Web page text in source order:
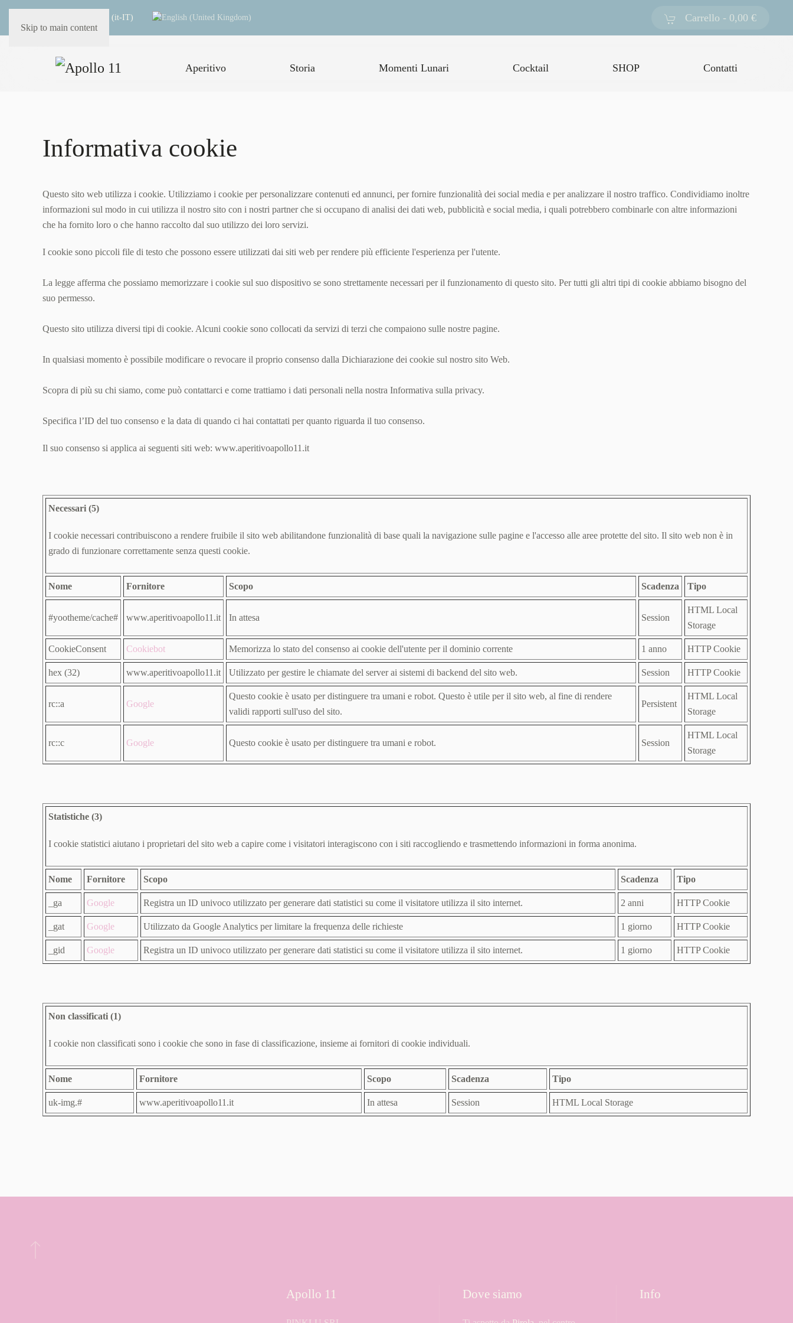
Skip to main content
Carrello - 0,00 €
Aperitivo Storia Momenti Lunari Cocktail SHOP Contatti
Informativa cookie
Questo sito web utilizza i cookie. Utilizziamo i cookie per personalizzare contenuti ed annunci, per fornire funzionalità dei social media e per analizzare il nostro traffico. Condividiamo inoltre
informazioni sul modo in cui utilizza il nostro sito con i nostri partner che si occupano di analisi dei dati web, pubblicità e social media, i quali potrebbero combinarle con altre informazioni
che ha fornito loro o che hanno raccolto dal suo utilizzo dei loro servizi.
I cookie sono piccoli file di testo che possono essere utilizzati dai siti web per rendere più efficiente l'esperienza per l'utente.
La legge afferma che possiamo memorizzare i cookie sul suo dispositivo se sono strettamente necessari per il funzionamento di questo sito. Per tutti gli altri tipi di cookie abbiamo bisogno del
suo permesso.
Questo sito utilizza diversi tipi di cookie. Alcuni cookie sono collocati da servizi di terzi che compaiono sulle nostre pagine.
In qualsiasi momento è possibile modificare o revocare il proprio consenso dalla Dichiarazione dei cookie sul nostro sito Web.
Scopra di più su chi siamo, come può contattarci e come trattiamo i dati personali nella nostra Informativa sulla privacy.
Specifica l’ID del tuo consenso e la data di quando ci hai contattati per quanto riguarda il tuo consenso.
Il suo consenso si applica ai seguenti siti web: www.aperitivoapollo11.it
Necessari (5)
I cookie necessari contribuiscono a rendere fruibile il sito web abilitandone funzionalità di base quali la navigazione sulle pagine e l'accesso alle aree protette del sito. Il sito web non è in
grado di funzionare correttamente senza questi cookie.
Nome Fornitore Scopo Scadenza Tipo
#yootheme/cache# www.aperitivoapollo11.it In attesa Session
HTML Local
Storage
CookieConsent Cookiebot Memorizza lo stato del consenso ai cookie dell'utente per il dominio corrente 1 anno HTTP Cookie
hex (32) www.aperitivoapollo11.it Utilizzato per gestire le chiamate del server ai sistemi di backend del sito web. Session HTTP Cookie
rc::a Google
Questo cookie è usato per distinguere tra umani e robot. Questo è utile per il sito web, al fine di rendere
validi rapporti sull'uso del sito.
Persistent
HTML Local
Storage
rc::c Google Questo cookie è usato per distinguere tra umani e robot. Session
HTML Local
Storage
Statistiche (3)
I cookie statistici aiutano i proprietari del sito web a capire come i visitatori interagiscono con i siti raccogliendo e trasmettendo informazioni in forma anonima.
Nome Fornitore Scopo Scadenza Tipo
_ga Google Registra un ID univoco utilizzato per generare dati statistici su come il visitatore utilizza il sito internet. 2 anni HTTP Cookie
_gat Google Utilizzato da Google Analytics per limitare la frequenza delle richieste 1 giorno HTTP Cookie
_gid Google Registra un ID univoco utilizzato per generare dati statistici su come il visitatore utilizza il sito internet. 1 giorno HTTP Cookie
Non classificati (1)
I cookie non classificati sono i cookie che sono in fase di classificazione, insieme ai fornitori di cookie individuali.
Nome Fornitore Scopo Scadenza Tipo
uk-img.# www.aperitivoapollo11.it In attesa Session HTML Local Storage
Apollo 11 Dove siamo Info